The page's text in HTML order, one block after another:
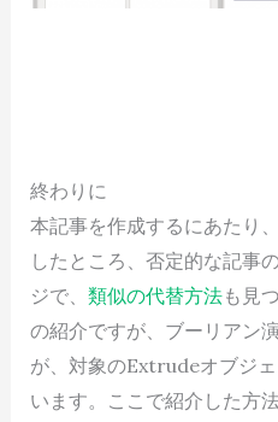
終わりに
本記事を作成するにあたり
したところ、否定的な記事
ジで、 類似の代替方法も見
の紹介ですが、ブーリアン
が、対象のExtrudeオブジ
います。ここで紹介した方